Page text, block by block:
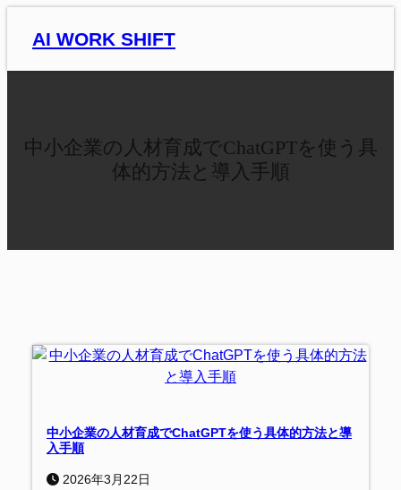
AI WORK SHIFT
中小企業の人材育成でChatGPTを使う具
体的方法と導入手順
中小企業の人材育成でChatGPTを使う具体的方法と導
入手順
2026年3月22日